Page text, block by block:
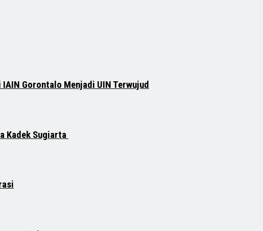
Gorontalo Menjadi UIN Terwujud
Kadek Sugiarta